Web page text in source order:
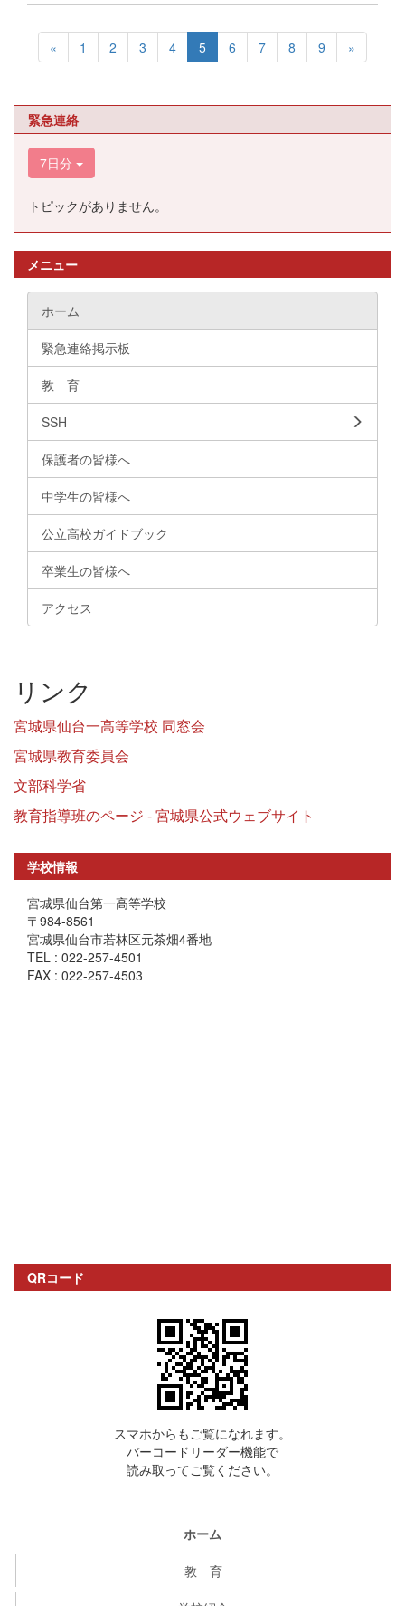
« 1 2 3 4 5 6 7 8 9 »
緊急連絡
7日分
トピックがありません。
メニュー
ホーム
緊急連絡掲示板
教 育
SSH
保護者の皆様へ
中学生の皆様へ
公立高校ガイドブック
卒業生の皆様へ
アクセス
リンク
宮城県仙台一高等学校 同窓会
宮城県教育委員会
文部科学省
教育指導班のページ - 宮城県公式ウェブサイト
学校情報
宮城県仙台第一高等学校
〒984-8561
宮城県仙台市若林区元茶畑4番地
TEL : 022-257-4501
FAX : 022-257-4503
QRコード
スマホからもご覧になれます。
バーコードリーダー機能で
読み取ってご覧ください。
ホーム
教 育